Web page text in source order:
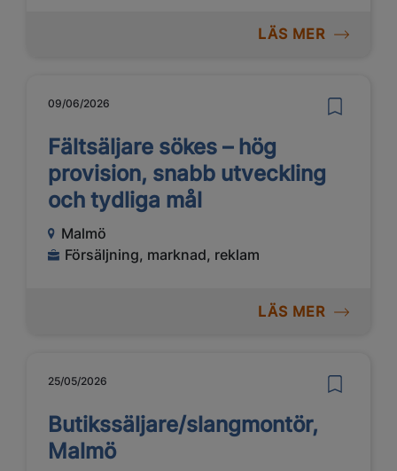
LÄS MER
09/06/2026
Fältsäljare sökes – hög
provision, snabb utveckling
och tydliga mål
Malmö
Försäljning, marknad, reklam
LÄS MER
25/05/2026
Butikssäljare/slangmontör,
Malmö